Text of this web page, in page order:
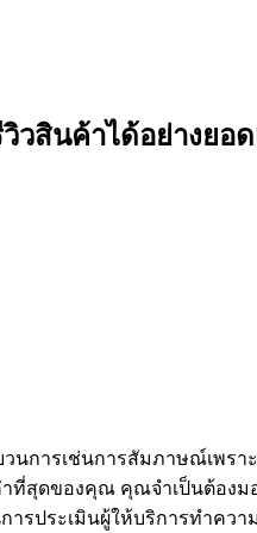
สินค้าได้อย่างยอด
นการเช่นการสัมภาษณ์เพ
ดของคุณ คุณจำเป็นต้องม
ประเมินผู้ให้บริการทำคว